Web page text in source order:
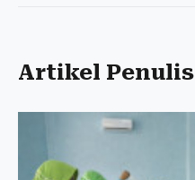
Artikel Penulis